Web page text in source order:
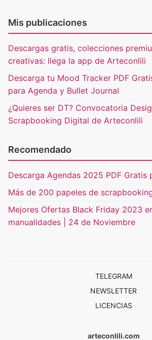
Mis publicaciones
Descargas gratis, colecciones
creativas: llega la app de Arteconlili
Descarga tu Mood Tracker PDF
para Agenda y Bullet Journal
¿Quieres ser DT? Convocatoria
Scrapbooking Digital de Arteconlili
Recomendado
Descarga Agendas 2025 PDF Gratis
Más de 200 papeles de
Mejores Ofertas Black Friday 2023
manualidades | 24 de Noviembre
TELEGRAM
NEWSLETTER
LICENCIAS
arteconlili.com